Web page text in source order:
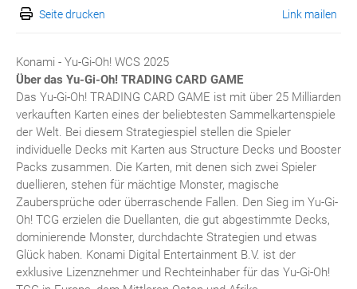
Seite drucken Link mailen
Konami - Yu-Gi-Oh! WCS 2025
Über das Yu-Gi-Oh! TRADING CARD GAME
Das Yu-Gi-Oh! TRADING CARD GAME ist mit über 25 Milliarden
verkauften Karten eines der beliebtesten Sammelkartenspiele
der Welt. Bei diesem Strategiespiel stellen die Spieler
individuelle Decks mit Karten aus Structure Decks und Booster
Packs zusammen. Die Karten, mit denen sich zwei Spieler
duellieren, stehen für mächtige Monster, magische
Zaubersprüche oder überraschende Fallen. Den Sieg im Yu-Gi-
Oh! TCG erzielen die Duellanten, die gut abgestimmte Decks,
dominierende Monster, durchdachte Strategien und etwas
Glück haben. Konami Digital Entertainment B.V. ist der
exklusive Lizenznehmer und Rechteinhaber für das Yu-Gi-Oh!